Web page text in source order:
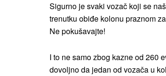
Sigurno je svaki vozač koji se
trenutku obiđe kolonu praznom
Ne pokušavajte!
I to ne samo zbog kazne od 260
dovoljno da jedan od vozača u